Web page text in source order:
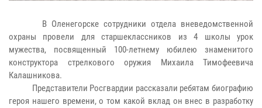
В Оленегорске сотрудники отдела вневедомственной
охраны провели для старшеклассников из 4 школы урок
мужества, посвященный 100-летнему юбилею знаменитого
конструктора стрелкового оружия Михаила Тимофеевича
Калашникова.
Представители Росгвардии рассказали ребятам биографию
героя нашего времени, о том какой вклад он внес в разработку